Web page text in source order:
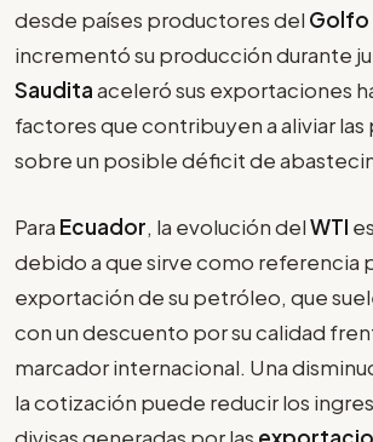
desde países productores del Golfo
incrementó su producción durante
Sauditaaceleró sus exportaciones
factores que contribuyen a aliviar
sobre un posible déficit de
Para Ecuador, la evolución delWTI
debido a que sirve como referencia
exportación de su petróleo, que
con un descuento por su calidad
marcador internacional. Una
la cotización puede reducir los